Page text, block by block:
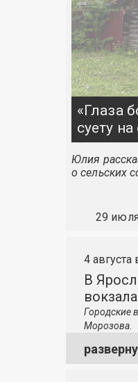
«Глаза
суету
Юлия
о сельских
29
4 августа
В
Городские
Морозова.